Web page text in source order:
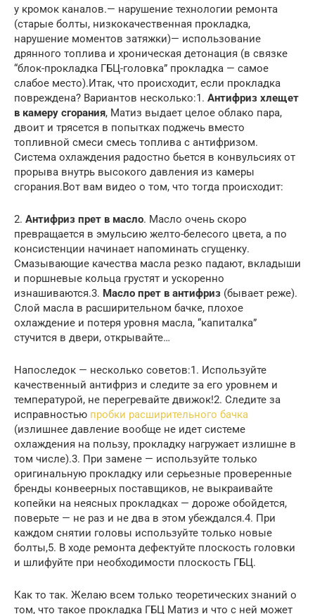
у кромок каналов.— нарушение технологии ремонта
(старые болты, низкокачественная прокладка,
нарушение моментов затяжки)— использование
дрянного топлива и хроническая детонация (в связке
“блок-прокладка ГБЦ-головка” прокладка — самое
слабое место).Итак, что происходит, если прокладка
повреждена? Вариантов несколько:1. Антифриз хлещет
в камеру сгорания, Матиз выдает целое облако пара,
двоит и трясется в попытках поджечь вместо
топливной смеси смесь топлива с антифризом.
Система охлаждения радостно бьется в конвульсиях от
прорыва внутрь высокого давления из камеры
сгорания.Вот вам видео о том, что тогда происходит:
2. Антифриз прет в масло. Масло очень скоро
превращается в эмульсию желто-белесого цвета, а по
консистенции начинает напоминать сгущенку.
Смазывающие качества масла резко падают, вкладыши
и поршневые кольца грустят и ускоренно
изнашиваются.3. Масло прет в антифриз (бывает реже).
Слой масла в расширительном бачке, плохое
охлаждение и потеря уровня масла, “капиталка”
стучится в двери, открывайте…
Напоследок — несколько советов:1. Используйте
качественный антифриз и следите за его уровнем и
температурой, не перегревайте движок!2. Следите за
исправностью пробки расширительного бачка
(излишнее давление вообще не идет системе
охлаждения на пользу, прокладку нагружает излишне в
том числе).3. При замене — используйте только
оригинальную прокладку или серьезные проверенные
бренды конвеерных поставщиков, не выкраивайте
копейки на неясных прокладках — дороже обойдется,
поверьте — не раз и не два в этом убеждался.4. При
каждом снятии головы используйте только новые
болты,5. В ходе ремонта дефектуйте плоскость головки
и шлифуйте при необходимости плоскость ГБЦ.
Как то так. Желаю всем только теоретических знаний о
том, что такое прокладка ГБЦ Матиз и что с ней может